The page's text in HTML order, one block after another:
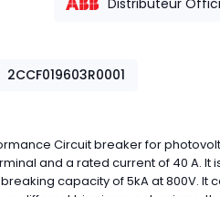
Distributeur
2CCF019603R0001
Circuit breaker for
and a rated current of 40 A. It
capacity of 5kA at 800V. It